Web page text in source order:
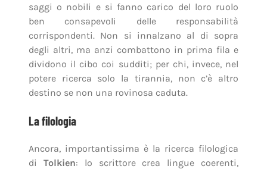
saggi o nobili e si fanno carico del loro ruolo
ben consapevoli delle responsabilità
corrispondenti. Non si innalzano al di sopra
degli altri, ma anzi combattono in prima fila e
dividono il cibo coi sudditi; per chi, invece, nel
potere ricerca solo la tirannia, non c’è altro
destino se non una rovinosa caduta.
La filologia
Ancora, importantissima è la ricerca filologica
di Tolkien: lo scrittore crea lingue coerenti,